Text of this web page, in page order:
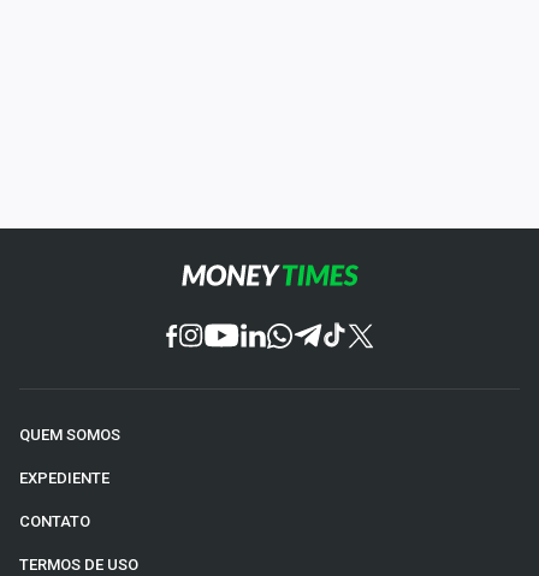
QUEM SOMOS
EXPEDIENTE
CONTATO
TERMOS DE USO